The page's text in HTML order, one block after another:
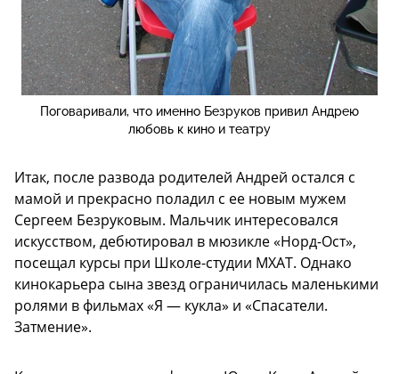
Поговаривали, что именно Безруков привил Андрею
любовь к кино и театру
Итак, после развода родителей Андрей остался с
мамой и прекрасно поладил с ее новым мужем
Сергеем Безруковым. Мальчик интересовался
искусством, дебютировал в мюзикле «Норд-Ост»,
посещал курсы при Школе-студии МХАТ. Однако
кинокарьера сына звезд ограничилась маленькими
ролями в фильмах «Я — кукла» и «Спасатели.
Затмение».